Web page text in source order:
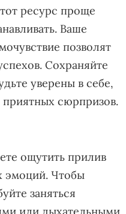
ресурс проще
Ваше
позволят
Сохраняйте
уверены в себе,
сюрпризов.
ощутить прилив
эмоций. Чтобы
заняться